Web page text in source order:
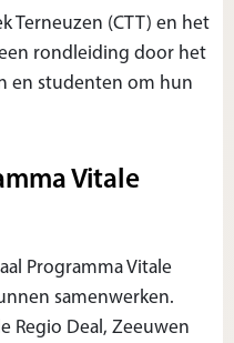
Terneuzen (CTT) en het
rondleiding door het
en studenten om hun
Vitale
Programma Vitale
samenwerken.
Regio Deal, Zeeuwen